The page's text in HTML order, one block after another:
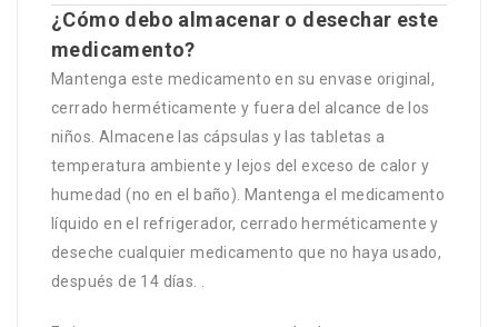
¿Cómo debo almacenar o desechar este
medicamento?
Mantenga este medicamento en su envase original,
cerrado herméticamente y fuera del alcance de los
niños. Almacene las cápsulas y las tabletas a
temperatura ambiente y lejos del exceso de calor y
humedad (no en el baño). Mantenga el medicamento
líquido en el refrigerador, cerrado herméticamente y
deseche cualquier medicamento que no haya usado,
después de 14 días. .